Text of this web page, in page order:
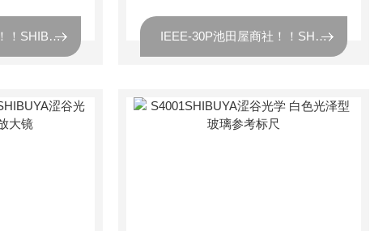
IEEE-30N原厂原装！！SHIBUYA涩谷光学 分辨率图表 IEEE-30P池田屋商社！！SHIBUYA涩谷光学 分辨率图表